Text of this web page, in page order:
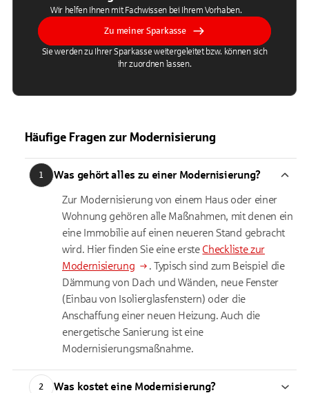
Wir helfen Ihnen mit Fachwissen bei Ihrem Vorhaben.
Zu meiner Sparkasse
Sie werden zu Ihrer Sparkasse weitergeleitet bzw. können sich
ihr zuordnen lassen.
Häufige Fragen zur Modernisierung
1 Was gehört alles zu einer Modernisierung?
Zur Modernisierung von einem Haus oder einer
Wohnung gehören alle Maßnahmen, mit denen ein
eine Immobilie auf einen neueren Stand gebracht
wird. Hier finden Sie eine erste Checkliste zur
Modernisierung
. Typisch sind zum Beispiel die
Dämmung von Dach und Wänden, neue Fenster
(Einbau von Isolierglasfenstern) oder die
Anschaffung einer neuen Heizung. Auch die
energetische Sanierung ist eine
Modernisierungsmaßnahme.
2 Was kostet eine Modernisierung?